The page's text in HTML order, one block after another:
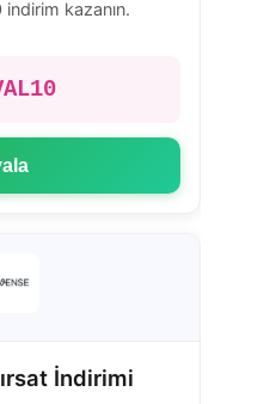
indirim kazanın.
İndirimi